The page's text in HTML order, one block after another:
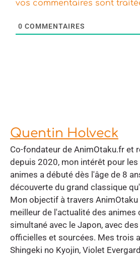
vos commentaires sont
0 COMMENTAIRES
Quentin Holveck
Co-fondateur de AnimOtaku.fr et
depuis 2020, mon intérêt pour
animes a débuté dès l'âge de 8
découverte du grand classique
Mon objectif à travers
meilleur de l'actualité des animes
simultané avec le Japon, avec
officielles et sourcées. Mes trois
Shingeki no Kyojin, Violet